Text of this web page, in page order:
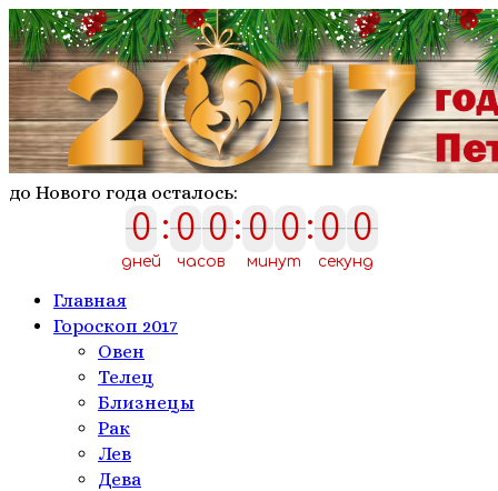
до Нового года осталось:
0
0
дней
:0
0 0
0
часов
:0
0 0
0
минут
:0
0 0
0
секунд
Главная
Гороскоп 2017
Овен
Телeц
Близнецы
Рак
Лев
Дева